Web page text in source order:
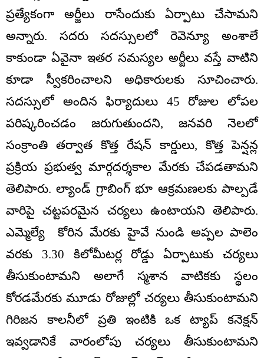
ప్రత్యేకంగా అర్జీలు రాసేందుకు ఏర్పాటు చేసామని
అన్నారు. సదరు సదస్సులలో రెవెన్యూ అంశాలే
కాకుండా ఏవైనా ఇతర సమస్యల అర్జీలు వస్తే వాటిని
కూడా స్వీకరించాలని అధికారులకు సూచించారు.
సదస్సులో అందిన ఫిర్యాదులు 45 రోజుల లోపల
పరిష్కరించడం జరుగుతుందని, జనవరి నెలలో
సంక్రాంతి తర్వాత కొత్త రేషన్ కార్డులు, కొత్త పెన్షన్ల
ప్రక్రియ ప్రభుత్వ మార్గదర్శకాల మేరకు చేపడతామని
తెలిపారు. ల్యాండ్ గ్రాబింగ్ భూ ఆక్రమణలకు పాల్పడే
వారిపై చట్టపరమైన చర్యలు ఉంటాయని తెలిపారు.
ఎమ్మెల్యే కోరిన మేరకు హైవే నుండి అప్పల పాలెం
వరకు 3.30 కిలోమీటర్ల రోడ్డు ఏర్పాటుకు చర్యలు
తీసుకుంటామని అలాగే స్మశాన వాటికకు స్థలం
కోరడమేరకు మూడు రోజుల్లో చర్యలు తీసుకుంటామని
గిరిజన కాలనీలో ప్రతి ఇంటికి ఒక ట్యాప్ కనెక్షన్
ఇవ్వడానికే వారంలోపు చర్యలు తీసుకుంటామని